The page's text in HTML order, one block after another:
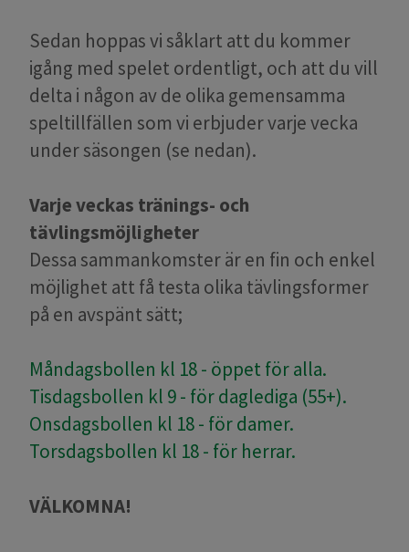
Sedan hoppas vi såklart att du kommer
igång med spelet ordentligt, och att du vill
delta i någon av de olika gemensamma
speltillfällen som vi erbjuder varje vecka
under säsongen (se nedan).
Varje veckas tränings- och
tävlingsmöjligheter
Dessa sammankomster är en fin och enkel
möjlighet att få testa olika tävlingsformer
på en avspänt sätt;
Måndagsbollen kl 18 - öppet för alla.
Tisdagsbollen kl 9 - för daglediga (55+).
Onsdagsbollen kl 18 - för damer.
Torsdagsbollen kl 18 - för herrar.
VÄLKOMNA!